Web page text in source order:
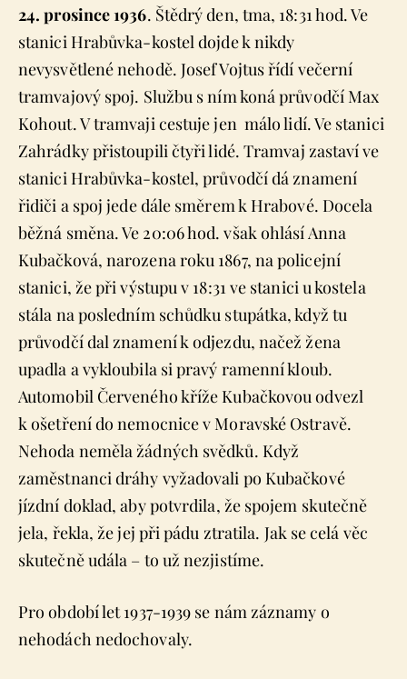
24. prosince 1936. Štědrý den, tma, 18:31 hod. Ve
stanici Hrabůvka-kostel dojde k nikdy
nevysvětlené nehodě. Josef Vojtus řídí večerní
tramvajový spoj. Službu s ním koná průvodčí Max
Kohout. V tramvaji cestuje jen málo lidí. Ve stanici
Zahrádky přistoupili čtyři lidé. Tramvaj zastaví ve
stanici Hrabůvka-kostel, průvodčí dá znamení
řidiči a spoj jede dále směrem k Hrabové. Docela
běžná směna. Ve 20:06 hod. však ohlásí Anna
Kubačková, narozena roku 1867, na policejní
stanici, že při výstupu v 18:31 ve stanici u kostela
stála na posledním schůdku stupátka, když tu
průvodčí dal znamení k odjezdu, načež žena
upadla a vykloubila si pravý ramenní kloub.
Automobil Červeného kříže Kubačkovou odvezl
k ošetření do nemocnice v Moravské Ostravě.
Nehoda neměla žádných svědků. Když
zaměstnanci dráhy vyžadovali po Kubačkové
jízdní doklad, aby potvrdila, že spojem skutečně
jela, řekla, že jej při pádu ztratila. Jak se celá věc
skutečně udála – to už nezjistíme.
Pro období let 1937-1939 se nám záznamy o
nehodách nedochovaly.